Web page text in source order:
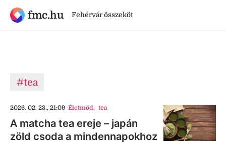
fmc.hu Fehérvár összeköt
#tea
2026. 02. 23., 21:09 Életmód, tea
A matcha tea ereje – japán
zöld csoda a mindennapokhoz